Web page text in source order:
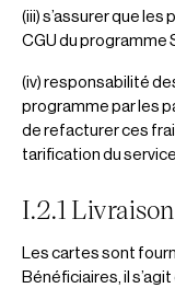
(iii) s’assurer que
CGU du programme
(iv) responsabilité
programme par les
de refacturer ces
tarification du
I.2.1
Les cartes sont
Bénéficiaires, il